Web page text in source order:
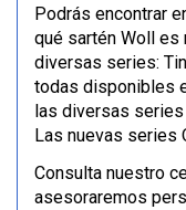
Podrás encontrar
qué sartén Woll es
diversas series:
todas disponibles
las diversas series
Las nuevas series
Consulta nuestro
asesoraremos